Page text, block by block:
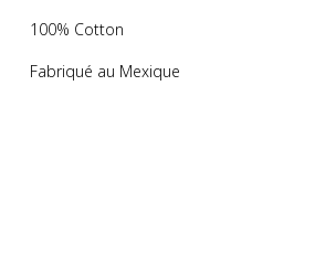
100% Cotton
Fabriqué au Mexique